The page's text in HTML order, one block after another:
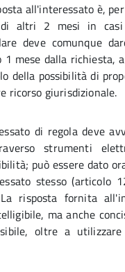
all'interessato è,
di altri 2 mesi in
deve comunque
mese dalla richiesta,
della possibilità di
ricorso giurisdizionale.
di regola deve
strumenti
può essere dato
stesso (articolo
risposta fornita
ma anche
oltre a